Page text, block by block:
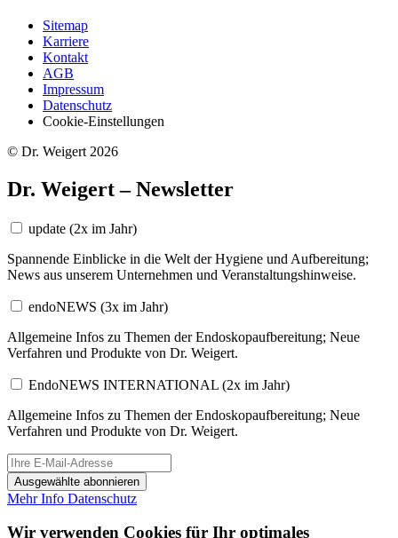
Sitemap
Karriere
Kontakt
AGB
Impressum
Datenschutz
Cookie-Einstellungen
© Dr. Weigert 2026
Dr. Weigert – Newsletter
update (2x im Jahr)
Spannende Einblicke in die Welt der Hygiene und Aufbereitung;
News aus unserem Unternehmen und Veranstaltungshinweise.
endoNEWS (3x im Jahr)
Allgemeine Infos zu Themen der Endoskopaufbereitung; Neue
Verfahren und Produkte von Dr. Weigert.
EndoNEWS INTERNATIONAL (2x im Jahr)
Allgemeine Infos zu Themen der Endoskopaufbereitung; Neue
Verfahren und Produkte von Dr. Weigert.
Ausgewählte abonnieren
Mehr Info Datenschutz
Wir verwenden Cookies für Ihr optimales